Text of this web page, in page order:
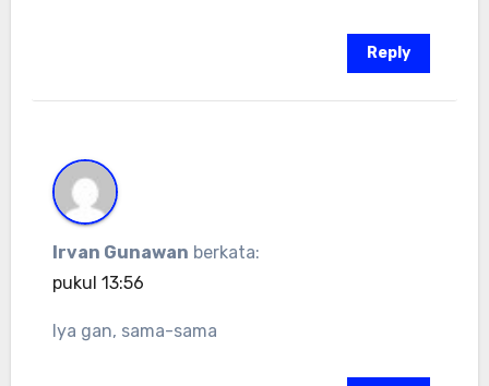
Reply
Irvan Gunawan berkata:
pukul 13:56
Iya gan, sama-sama